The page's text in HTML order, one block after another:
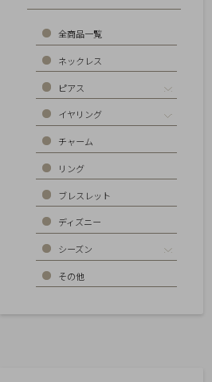
全商品一覧
ネックレス
ピアス
イヤリング
チャーム
リング
ブレスレット
ディズニー
シーズン
その他
up
ー
ジ
お
気
入
り
ア
イ